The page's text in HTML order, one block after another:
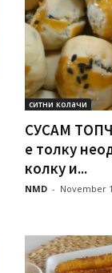
ситни колачи
СУСАМ
е толку
колку и...
NMD - November